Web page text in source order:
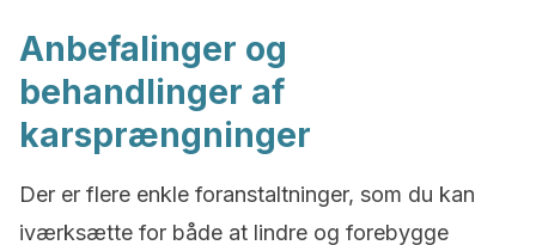
Anbefalinger og
behandlinger af
karsprængninger
Der er flere enkle foranstaltninger, som du kan
iværksætte for både at lindre og forebygge